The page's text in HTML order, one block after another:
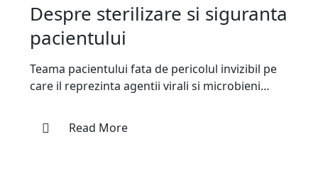
Despre sterilizare si siguranta
pacientului
Teama pacientului fata de pericolul invizibil pe
care il reprezinta agentii virali si microbieni
Read More